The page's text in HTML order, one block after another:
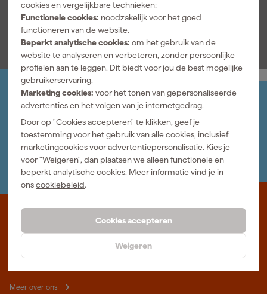
cookies en vergelijkbare technieken:
Functionele cookies: noodzakelijk voor het goed
functioneren van de website.
Beperkt analytische cookies: om het gebruik van de
website te analyseren en verbeteren, zonder persoonlijke
profielen aan te leggen. Dit biedt voor jou de best mogelijke
gebruikerservaring.
Marketing cookies: voor het tonen van gepersonaliseerde
advertenties en het volgen van je internetgedrag.
Door op "Cookies accepteren" te klikken, geef je
toestemming voor het gebruik van alle cookies, inclusief
marketingcookies voor advertentiepersonalisatie. Kies je
voor "Weigeren", dan plaatsen we alleen functionele en
beperkt analytische cookies. Meer informatie vind je in
onscookiebeleid.
Cookies accepteren
Weigeren
Bekijk alle kenmerken
Jouw account
Log-in en beheer je bestellingen en gegevens
Nieuwsbrief
Inschrijven wekelijkse nieuwsbrief
Wij helpen je graag
Neem contact op met één van onze specialisten.
Waar staat Gereedschapcentrum voor
Professioneel gereedschap met advies op maat: wij zijn dé online
specialist, wat je project ook is. Gereedschapcentrum is Beter
Meer over ons